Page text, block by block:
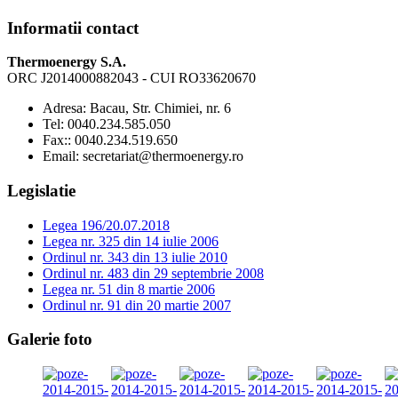
Informatii contact
Thermoenergy S.A.
ORC J2014000882043 - CUI RO33620670
Adresa: Bacau, Str. Chimiei, nr. 6
Tel: 0040.234.585.050
Fax:: 0040.234.519.650
Email: secretariat@thermoenergy.ro
Legislatie
Legea 196/20.07.2018
Legea nr. 325 din 14 iulie 2006
Ordinul nr. 343 din 13 iulie 2010
Ordinul nr. 483 din 29 septembrie 2008
Legea nr. 51 din 8 martie 2006
Ordinul nr. 91 din 20 martie 2007
Galerie foto